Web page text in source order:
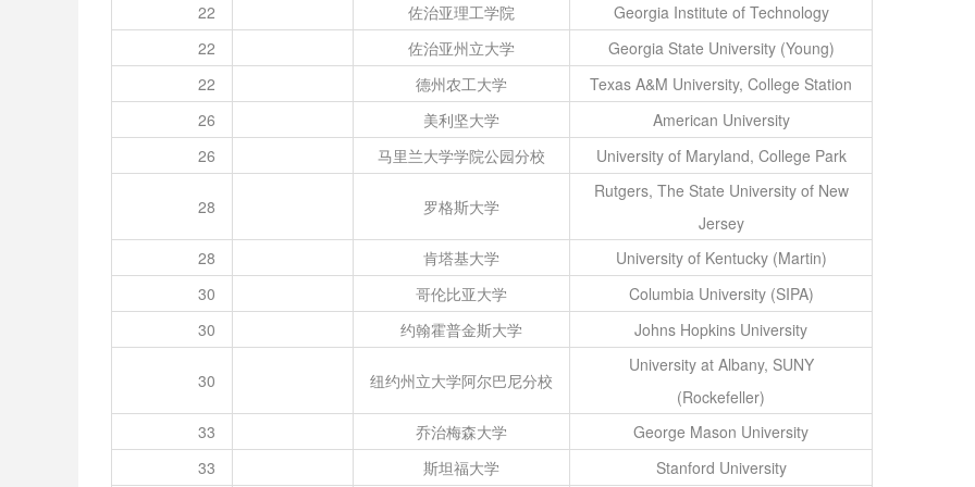
22
佐治亚理工学院
Georgia Institute of Technology
22
佐治亚州立大学
Georgia State University (Young)
22
德州农工大学
Texas A&M University, College Station
26
美利坚大学
American University
26
马里兰大学学院公园分校 University of Maryland, College Park
28 罗格斯大学
Rutgers, The State University of New
Jersey
28
肯塔基大学
University of Kentucky (Martin)
30
哥伦比亚大学
Columbia University (SIPA)
30
约翰霍普金斯大学 Johns Hopkins University
30 纽约州立大学阿尔巴尼分校
University at Albany, SUNY
(Rockefeller)
33
乔治梅森大学
George Mason University
33
斯坦福大学 Stanford University